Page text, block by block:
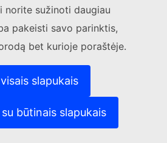
norite sužinoti daugiau
pakeisti savo parinktis,
bet kurioje poraštėje.
slapukais
būtinais slapukais